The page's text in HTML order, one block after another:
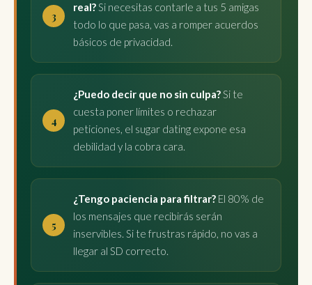
real?Si necesitas contarle a tus 5 amigas
todo lo que pasa, vas a romper acuerdos
básicos de privacidad.
¿Puedo decir que no sin culpa?Si te
cuesta poner límites o rechazar
peticiones, el sugar dating expone esa
debilidad y la cobra cara.
¿Tengo paciencia para filtrar? El 80% de
los mensajes que recibirás serán
inservibles. Si te frustras rápido, no vas a
llegar al SD correcto.